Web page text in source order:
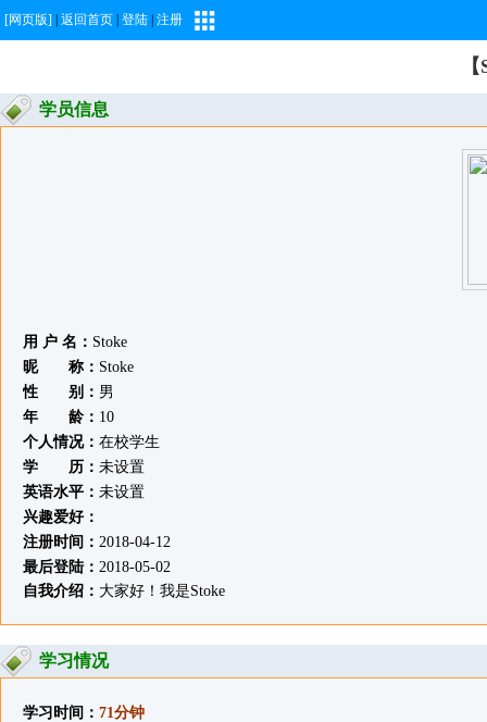
[网页版] 返回首页 登陆 注册
学员信息
用 户 名： Stoke
昵 称： Stoke
性 别： 男
年 龄： 10
个人情况： 在校学生
学 历： 未设置
英语水平： 未设置
兴趣爱好：
注册时间： 2018-04-12
最后登陆： 2018-05-02
自我介绍： 大家好！我是Stoke
学习情况
学习时间： 71分钟